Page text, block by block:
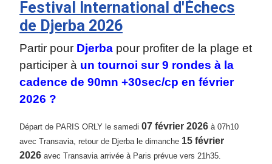
Festival International d'Échecs
de Djerba 2026
Partir pour Djerba pour profiter de la plage et
participer à un tournoi sur 9 rondes à la
cadence de 90mn +30sec/cp en février
2026 ?
Départ de PARIS ORLY le samedi 07 février 2026 à 07h10
avec Transavia, retour de Djerbale dimanche 15 février
2026 avec Transavia arrivée à Paris prévue vers 21h35.